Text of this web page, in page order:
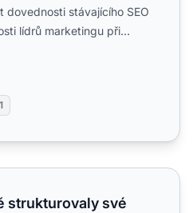
dovednosti stávajícího SEO
lídrů marketingu při
své GEO týmy?
strukturovaly své